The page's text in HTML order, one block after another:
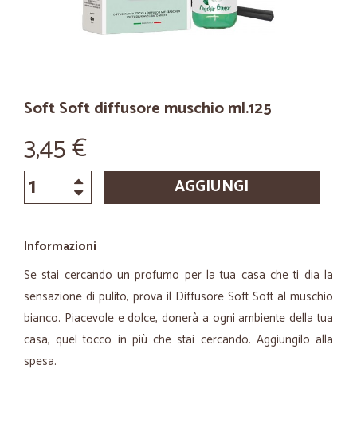
Soft Soft diffusore muschio ml.125
3,45 €
AGGIUNGI
Informazioni
Se stai cercando un profumo per la tua casa che ti dia la
sensazione di pulito, prova il Diffusore Soft Soft al muschio
bianco. Piacevole e dolce, donerà a ogni ambiente della tua
casa, quel tocco in più che stai cercando. Aggiungilo alla
spesa.